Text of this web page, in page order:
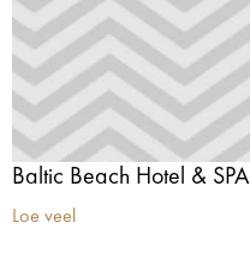
Baltic Beach Hotel & SPA
Loe veel